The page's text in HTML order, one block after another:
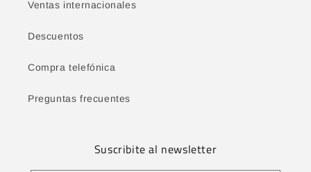
Ventas internacionales
Descuentos
Compra telefónica
Preguntas frecuentes
Suscribite al newsletter